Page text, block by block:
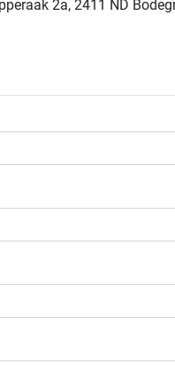
2a, 2411 ND